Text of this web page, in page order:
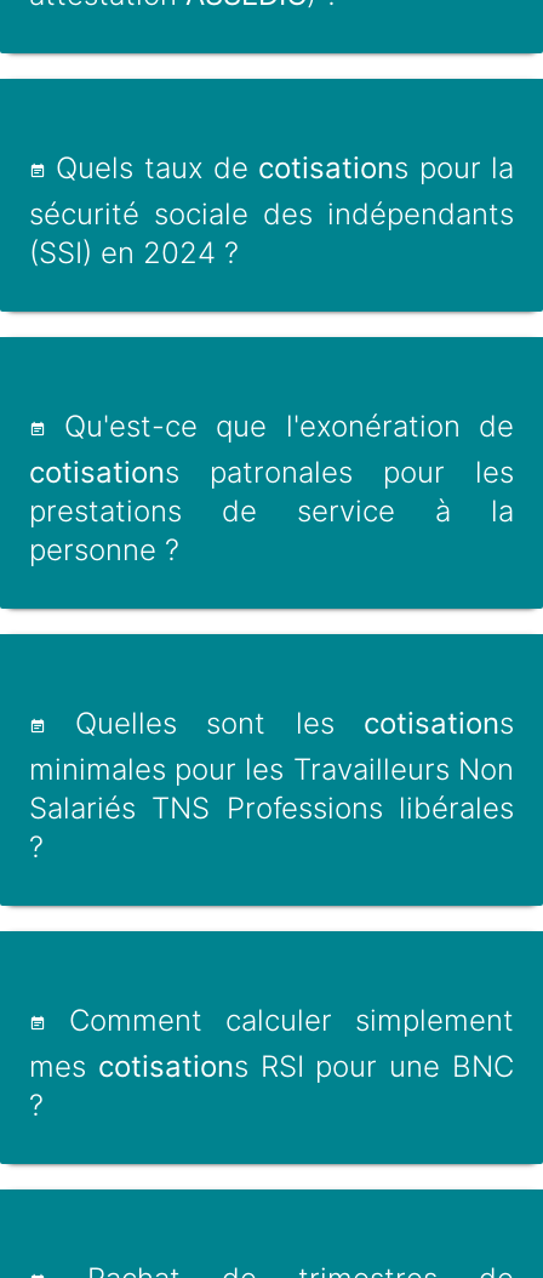
Quels taux de cotisations pour la
sécurité sociale des indépendants
(SSI) en 2024 ?
Qu'est-ce que l'exonération de
cotisations patronales pour les
prestations de service à la
personne ?
Quelles sont les cotisations
minimales pour les Travailleurs Non
Salariés TNS Professions libérales
?
Comment calculer simplement
mes cotisations RSI pour une BNC
?